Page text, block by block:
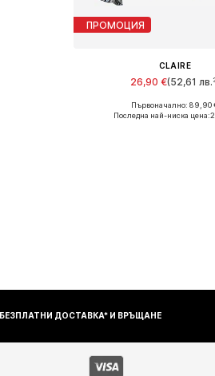
ПРОМОЦИЯ
CLAIRE
26,90 €(52,61
Налични размери:
Първоначално: 89,90
Последна най-ниска цена:
БЕЗПЛАТНИ ДОСТАВКА* И ВРЪЩАНЕ